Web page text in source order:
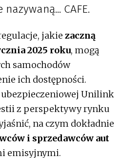
CAFE.
jakie zaczną
2025 roku, mogą
samochodów
ich dostępności.
Unilink
z perspektywy rynku
na czym dokładnie
i sprzedawców aut
emisyjnymi.